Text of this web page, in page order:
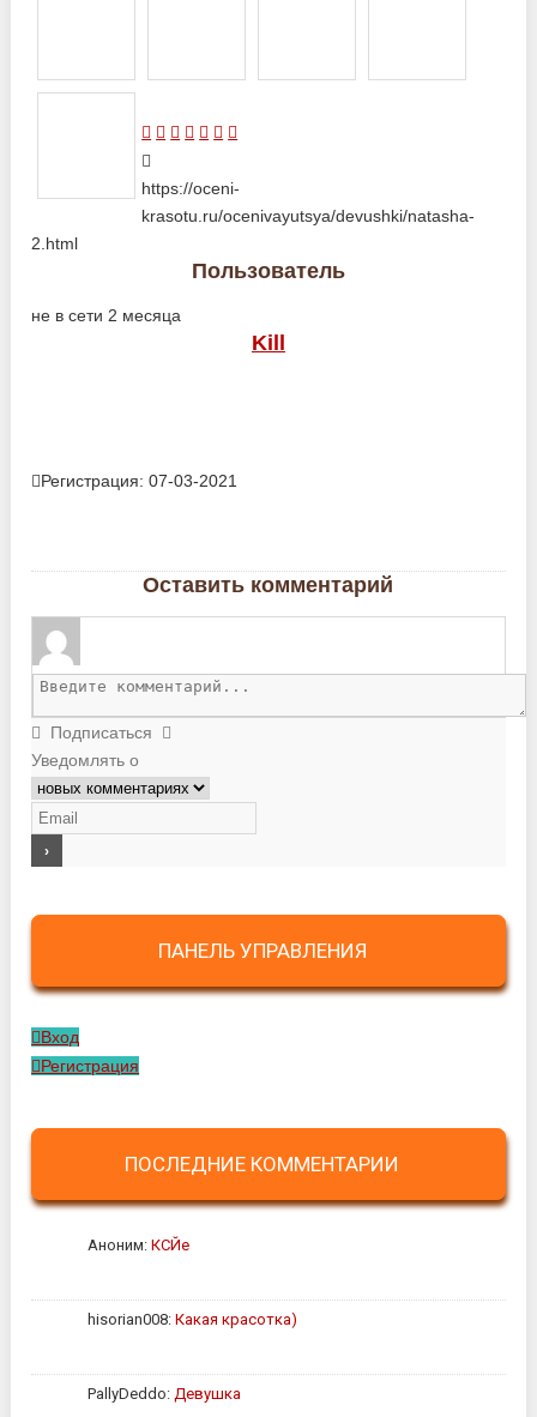
https://oceni-
krasotu.ru/ocenivayutsya/devushki/natasha-
2.html
Пользователь
не в сети 2 месяца
Kill
Регистрация: 07-03-2021
Оставить комментарий
Подписаться
Уведомлять о
ПАНЕЛЬ УПРАВЛЕНИЯ
Вход
Регистрация
ПОСЛЕДНИЕ КОММЕНТАРИИ
Аноним: КСЙе
hisorian008: Какая красотка)
PallyDeddo: Девушка